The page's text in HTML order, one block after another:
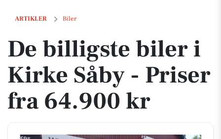
ARTIKLER Biler
De billigste biler i Kirke Såby - Priser fra 64.900 kr
De billigste biler i
Kirke Såby - Priser
fra 64.900 kr